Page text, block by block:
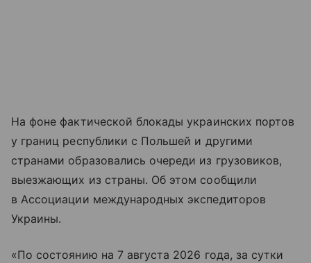
На фоне фактической блокады украинских портов
у границ республики с Польшей и другими
странами образовались очереди из грузовиков,
выезжающих из страны. Об этом сообщили
в Ассоциации международных экспедиторов
Украины.
«По состоянию на 7 августа 2026 года, за сутки